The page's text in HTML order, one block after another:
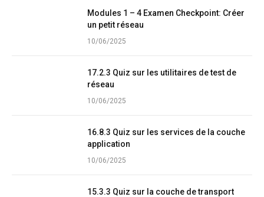
Modules 1 – 4 Examen Checkpoint: Créer
un petit réseau
10/06/2025
17.2.3 Quiz sur les utilitaires de test de
réseau
10/06/2025
16.8.3 Quiz sur les services de la couche
application
10/06/2025
15.3.3 Quiz sur la couche de transport